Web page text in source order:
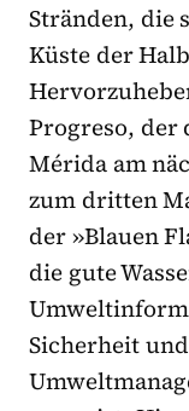
Stränden, die
Küste der
Progreso, der
Mérida am
zum dritten
der »Blauen
die gute
Sicherheit